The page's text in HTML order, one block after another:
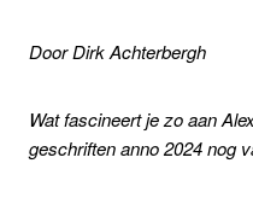
Door Dirk Achterbergh
Wat fascineert je zo aan
geschriften anno 2024 nog